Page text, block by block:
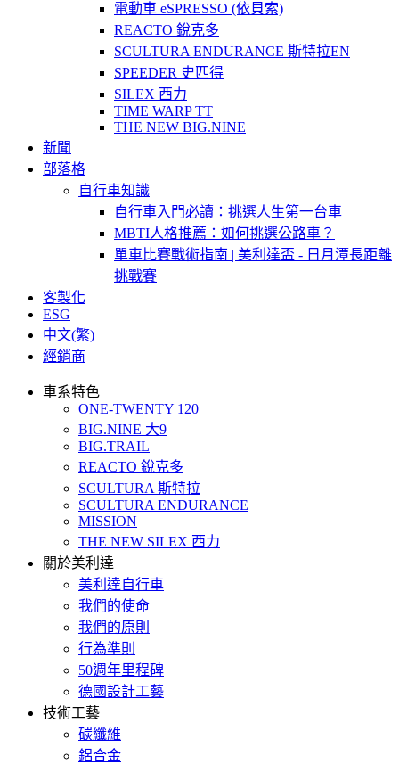
電動車 eSPRESSO (依貝索)
REACTO 銳克多
SCULTURA ENDURANCE 斯特拉EN
SPEEDER 史匹得
SILEX 西力
TIME WARP TT
THE NEW BIG.NINE
新聞
部落格
自行車知識
自行車入門必讀：挑選人生第一台車
MBTI人格推薦：如何挑選公路車？
單車比賽戰術指南 | 美利達盃 - 日月潭長距離
挑戰賽
客製化
ESG
中文(繁)
經銷商
車系特色
ONE-TWENTY 120
BIG.NINE 大9
BIG.TRAIL
REACTO 銳克多
SCULTURA 斯特拉
SCULTURA ENDURANCE
MISSION
THE NEW SILEX 西力
關於美利達
美利達自行車
我們的使命
我們的原則
行為準則
50週年里程碑
德國設計工藝
技術工藝
碳纖維
鋁合金